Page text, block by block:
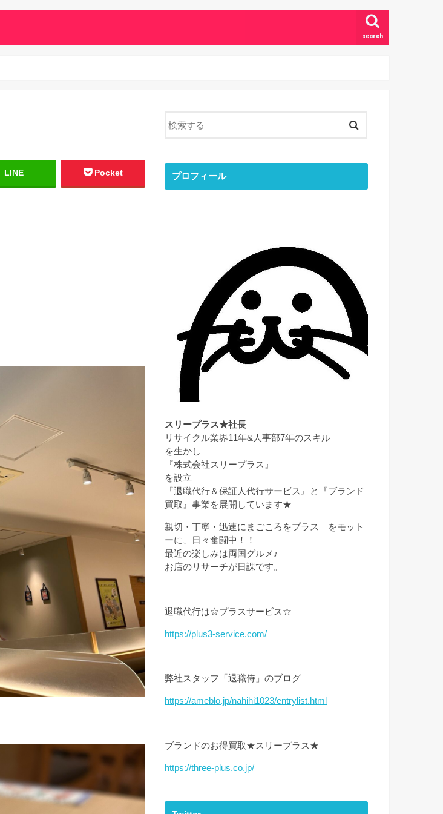
search
LINE Pocket プロフィール
スリープラス★社長
リサイクル業界11年&人事部7年のスキル
を生かし
『株式会社スリープラス』
を設立
『退職代行＆保証人代行サービス』と『ブランド
買取』事業を展開しています★
親切・丁寧・迅速にまごころをプラス をモット
ーに、日々奮闘中！！
最近の楽しみは両国グルメ♪
お店のリサーチが日課です。
退職代行は☆プラスサービス☆
https://plus3-service.com/
弊社スタッフ「退職侍」のブログ
https://ameblo.jp/nahihi1023/entrylist.html
ブランドのお得買取★スリープラス★
https://three-plus.co.jp/